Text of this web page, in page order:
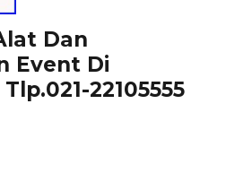
Dan
Event Di
22105555